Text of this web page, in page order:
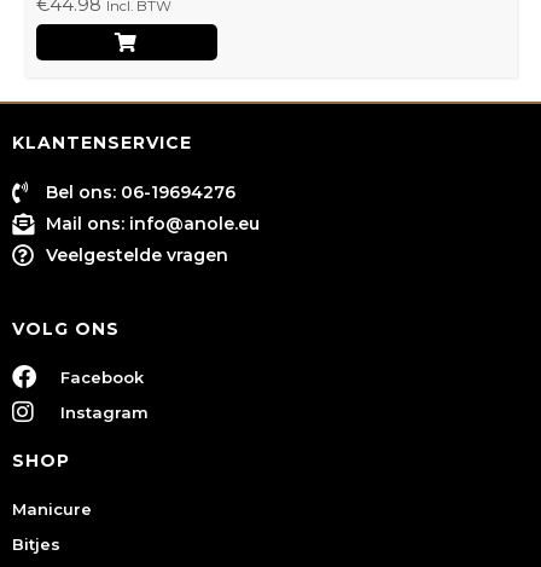
€44.98 Incl. BTW
KLANTENSERVICE
Bel ons: 06-19694276
Mail ons: info@anole.eu
Veelgestelde vragen
VOLG ONS
Facebook
Instagram
SHOP
Manicure
Bitjes